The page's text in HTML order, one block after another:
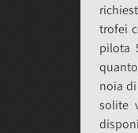
trofei
pilota
noia
solite